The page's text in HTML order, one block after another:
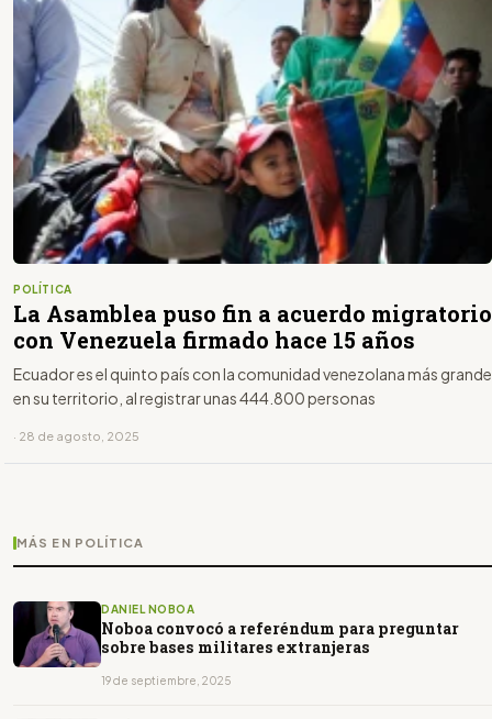
POLÍTICA
La Asamblea puso fin a acuerdo migratorio
con Venezuela firmado hace 15 años
Ecuador es el quinto país con la comunidad venezolana más grande
en su territorio, al registrar unas 444.800 personas
· 28 de agosto, 2025
MÁS EN POLÍTICA
DANIEL NOBOA
Noboa convocó a referéndum para preguntar
sobre bases militares extranjeras
19 de septiembre, 2025